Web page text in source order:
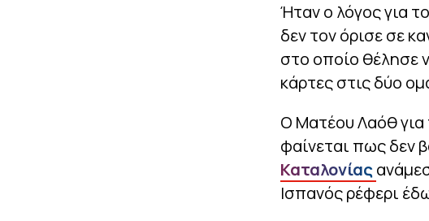
Ήταν ο λόγος για
δεν τον όρισε σε
στο οποίο θέλησε
κάρτες στις δύο
Ο Ματέου Λαόθ για
φαίνεται πως δεν
Καταλονίας
Ισπανός ρέφερι